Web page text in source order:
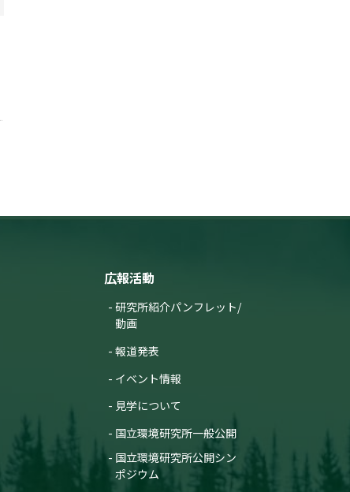
広報活動
研究所紹介パンフレット/
動画
報道発表
イベント情報
見学について
国立環境研究所一般公開
国立環境研究所公開シン
ポジウム